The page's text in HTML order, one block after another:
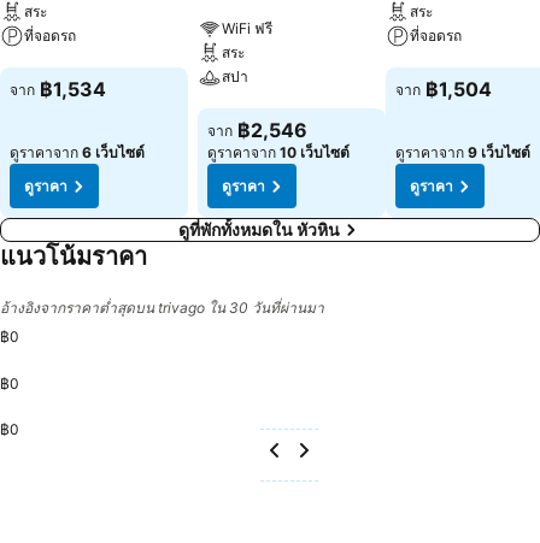
สระ
ที่จอดรถ
ดูราคา
จาก ฿1,534
ดูราคาจาก 6 เว็บไซต์
ดูราคา
WiFi ฟรี
สระ
สปา
ดูราคา
จาก ฿2,546
ดูราคาจาก 10 เว็บไซต์
ดูราคา
สระ
ที่จอดรถ
ดูราคา
จาก ฿1,504
ดูราคาจาก 9 เว็บไซต์
ดูราคา
ดูที่พักทั้งหมดใน หัวหิน
แนวโน้มราคา
อ้างอิงจากราคาต่ำสุดบน trivago ใน 30 วันที่ผ่านมา
฿0
฿0
฿0